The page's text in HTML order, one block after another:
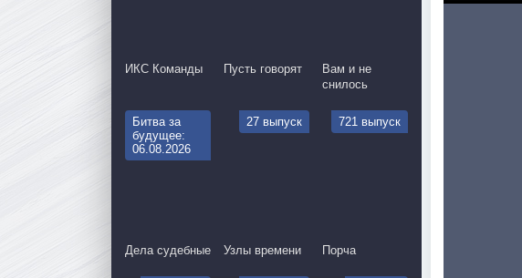
ИКС Команды Пусть говорят
Вам и не
снилось
Битва за
будущее:
06.08.2026
Дела судебные
27 выпуск
Узлы времени
721 выпуск
Порча